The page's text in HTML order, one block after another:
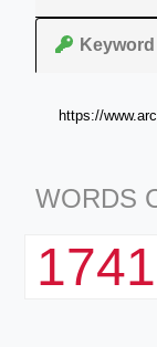
https://
WORDS
1741